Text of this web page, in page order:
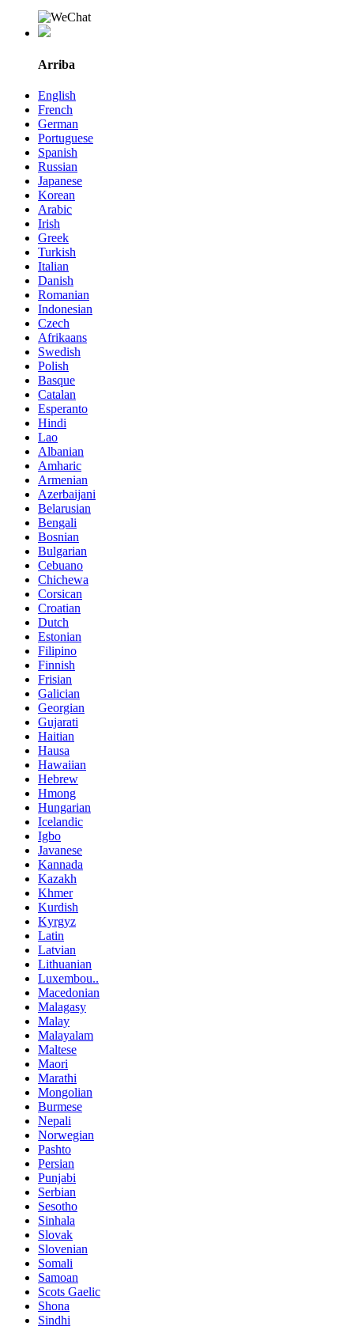
Arriba
English
French
German
Portuguese
Spanish
Russian
Japanese
Korean
Arabic
Irish
Greek
Turkish
Italian
Danish
Romanian
Indonesian
Czech
Afrikaans
Swedish
Polish
Basque
Catalan
Esperanto
Hindi
Lao
Albanian
Amharic
Armenian
Azerbaijani
Belarusian
Bengali
Bosnian
Bulgarian
Cebuano
Chichewa
Corsican
Croatian
Dutch
Estonian
Filipino
Finnish
Frisian
Galician
Georgian
Gujarati
Haitian
Hausa
Hawaiian
Hebrew
Hmong
Hungarian
Icelandic
Igbo
Javanese
Kannada
Kazakh
Khmer
Kurdish
Kyrgyz
Latin
Latvian
Lithuanian
Luxembou..
Macedonian
Malagasy
Malay
Malayalam
Maltese
Maori
Marathi
Mongolian
Burmese
Nepali
Norwegian
Pashto
Persian
Punjabi
Serbian
Sesotho
Sinhala
Slovak
Slovenian
Somali
Samoan
Scots Gaelic
Shona
Sindhi